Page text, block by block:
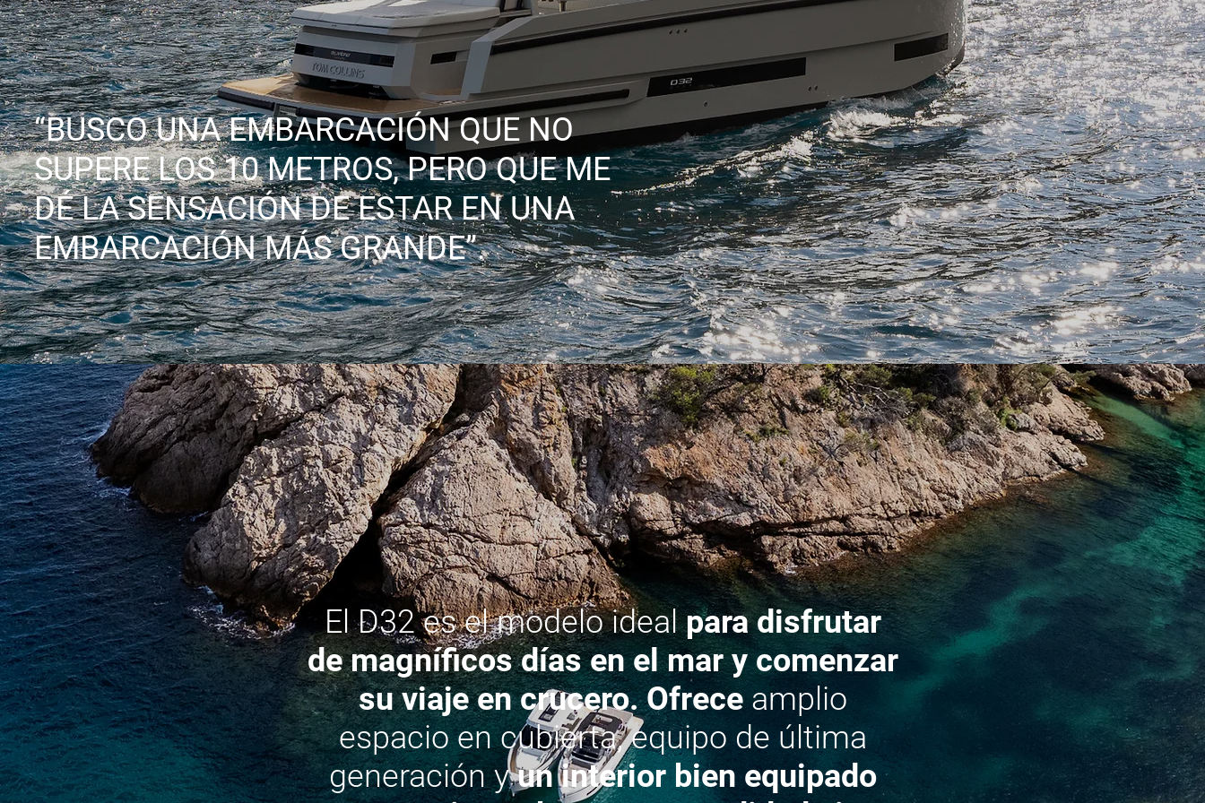
“BUSCO UNA EMBARCACIÓN QUE NO
SUPERE LOS 10 METROS, PERO QUE ME
DÉ LA SENSACIÓN DE ESTAR EN UNA
EMBARCACIÓN MÁS GRANDE”.
El D32 es el modelo ideal para disfrutar
de magníficos días en el mar y comenzar
su viaje en crucero. Ofrece amplio
espacio en cubierta, equipo de última
generación yun interior bien equipado